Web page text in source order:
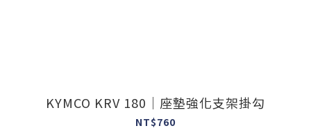
KYMCO KRV 180｜座墊強化支架掛勾
NT$760